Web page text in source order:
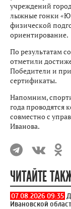
учреждений
лыжные гонки
физической
ориентирование.
По результатам
отметили
Победители и
сертификаты.
Напомним,
года проводятся
совместно с
Иванова.
ЧИТАЙТЕ
07.08.2026 09:35
Ивановской